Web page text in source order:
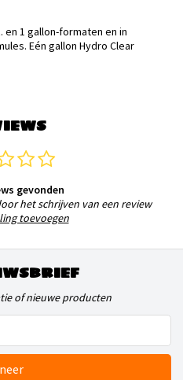
en 1 gallon-formaten en in
Eén gallon Hydro Clear
gevonden
het schrijven van een review
toevoegen
of nieuwe producten